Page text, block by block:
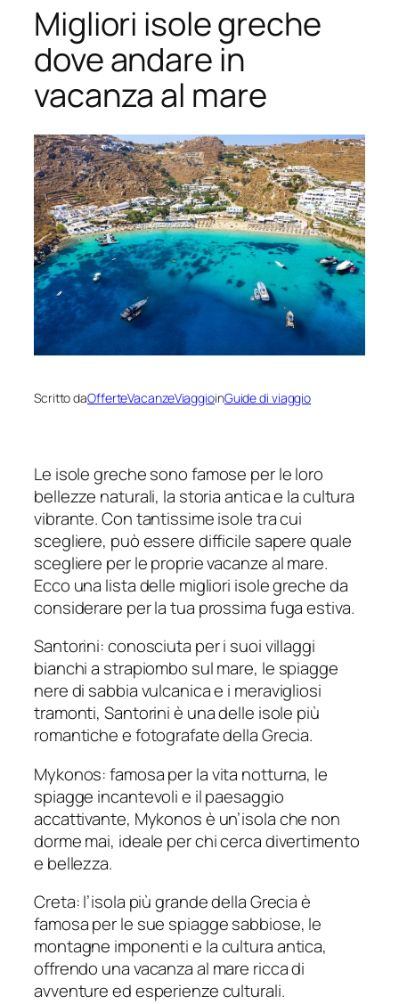
Migliori isole greche
dove andare in
vacanza al mare
Scritto daOfferteVacanzeViaggioinGuide di viaggio
Le isole greche sono famose per le loro
bellezze naturali, la storia antica e la cultura
vibrante. Con tantissime isole tra cui
scegliere, può essere difficile sapere quale
scegliere per le proprie vacanze al mare.
Ecco una lista delle migliori isole greche da
considerare per la tua prossima fuga estiva.
Santorini: conosciuta per i suoi villaggi
bianchi a strapiombo sul mare, le spiagge
nere di sabbia vulcanica e i meravigliosi
tramonti, Santorini è una delle isole più
romantiche e fotografate della Grecia.
Mykonos: famosa per la vita notturna, le
spiagge incantevoli e il paesaggio
accattivante, Mykonos è un’isola che non
dorme mai, ideale per chi cerca divertimento
e bellezza.
Creta: l’isola più grande della Grecia è
famosa per le sue spiagge sabbiose, le
montagne imponenti e la cultura antica,
offrendo una vacanza al mare ricca di
avventure ed esperienze culturali.